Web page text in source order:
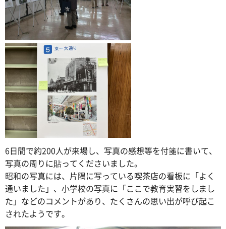
6日間で約200人が来場し、写真の感想等を付箋に書いて、
写真の周りに貼ってくださいました。
昭和の写真には、片隅に写っている喫茶店の看板に「よく
通いました」、小学校の写真に「ここで教育実習をしまし
た」などのコメントがあり、たくさんの思い出が呼び起こ
されたようです。